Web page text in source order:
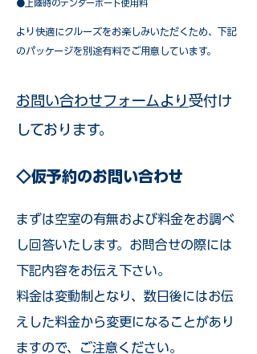
●上陸時のテンダーボート使用料
​より快適にクルーズをお楽しみいただくため、下記
のパッケージを別途有料でご用意しています。​
お問い合わせフォームより 受付け
しております。
◇仮予約のお問い合わせ
まずは空室の有無および料金をお調べ
し回答いたします。お問合せの際には
下記内容をお伝え下さい。
料金は変動制となり、数日後にはお伝
えした料金から変更になることがあり
ますので、ご注意ください。